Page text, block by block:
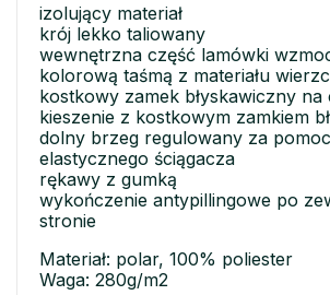
izolujący materiał
krój lekko taliowany
wewnętrzna część lamówki
kolorową taśmą z materiału
kostkowy zamek błyskawiczny na
kieszenie z kostkowym zamkiem
dolny brzeg regulowany za
elastycznego ściągacza
rękawy z gumką
wykończenie antypillingowe po
stronie
Materiał: polar, 100% poliester
Waga: 280g/m2